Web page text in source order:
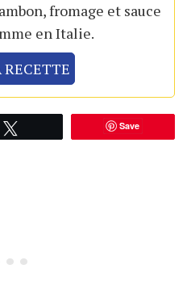
fromage et sauce
en Italie.
RECETTE
Save